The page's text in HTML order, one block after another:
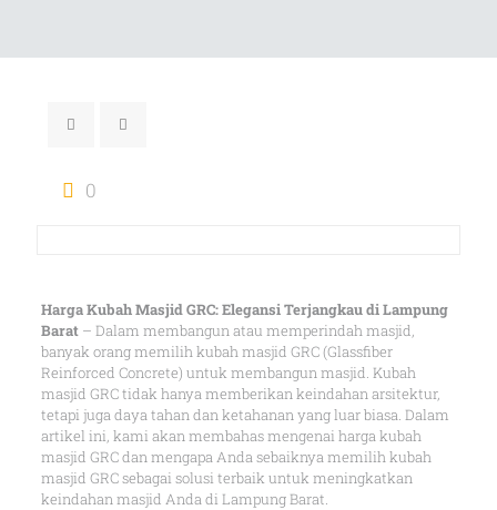
0
Harga Kubah Masjid GRC: Elegansi Terjangkau di Lampung
Barat– Dalam membangun atau memperindah masjid,
banyak orang memilih kubah masjid GRC (Glassfiber
Reinforced Concrete) untuk membangun masjid. Kubah
masjid GRC tidak hanya memberikan keindahan arsitektur,
tetapi juga daya tahan dan ketahanan yang luar biasa. Dalam
artikel ini, kami akan membahas mengenai harga kubah
masjid GRC dan mengapa Anda sebaiknya memilih kubah
masjid GRC sebagai solusi terbaik untuk meningkatkan
keindahan masjid Anda di Lampung Barat.